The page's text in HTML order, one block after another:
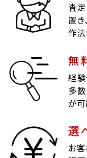
査
置き
作法
無
経
多
が可
選
お